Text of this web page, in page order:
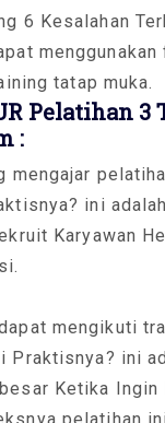
6 Kesalahan
tatap muka.
Pelatihan
:
mengajar
ini
Karyawan
mengikuti
Praktisnya? ini
Ketika